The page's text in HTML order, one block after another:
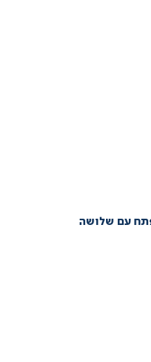
עם שלושה